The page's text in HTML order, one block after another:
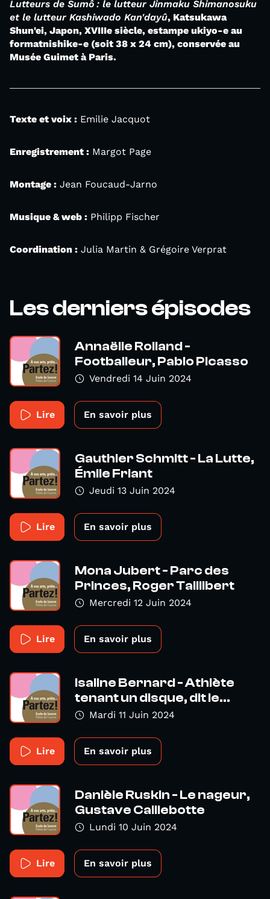
Lutteurs de Sumô : le lutteur Jinmaku Shimanosuku
et le lutteur Kashiwado Kan'dayû, Katsukawa
Shun'ei, Japon, XVIIIe siècle, estampe ukiyo-e au
formatnishike-e (soit 38 x 24 cm), conservée au
Musée Guimet à Paris.
Texte et voix : Emilie Jacquot
Enregistrement : Margot Page
Montage : Jean Foucaud-Jarno
Musique & web : Philipp Fischer
Coordination : Julia Martin & Grégoire Verprat
Les derniers épisodes
Annaëlle Rolland -
Footballeur, Pablo Picasso
Vendredi 14 Juin 2024
Lire En savoir plus
Gauthier Schmitt - La Lutte,
Émile Friant
Jeudi 13 Juin 2024
Lire En savoir plus
Mona Jubert - Parc des
Princes, Roger Taillibert
Mercredi 12 Juin 2024
Lire En savoir plus
Isaline Bernard - Athlète
tenant un disque, dit le...
Mardi 11 Juin 2024
Lire En savoir plus
Danièle Ruskin - Le nageur,
Gustave Caillebotte
Lundi 10 Juin 2024
Lire En savoir plus